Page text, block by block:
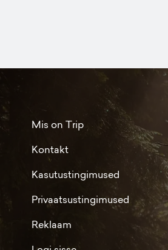
Mis on Trip
Kontakt
Kasutustingimused
Privaatsustingimused
Reklaam